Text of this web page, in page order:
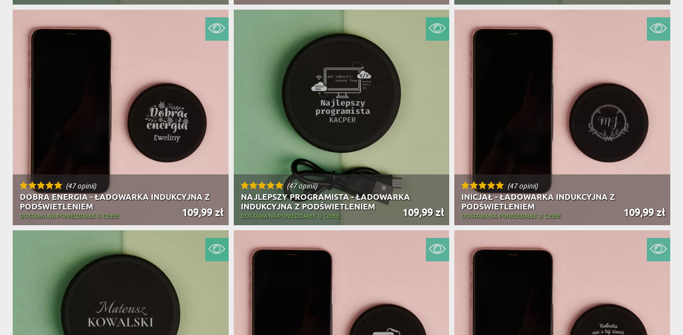
(47 opinii)
DOBRA ENERGIA - ŁADOWARKA INDUKCYJNA Z
PODŚWIETLENIEM
109,99 zł
DOSTAWA NA PONIEDZIAŁEK U CIEBIE
(47 opinii)
NAJLEPSZY PROGRAMISTA - ŁADOWARKA
INDUKCYJNA Z PODŚWIETLENIEM
109,99 zł
DOSTAWA NA PONIEDZIAŁEK U CIEBIE
(47 opinii)
INICJAŁ - ŁADOWARKA INDUKCYJNA Z
PODŚWIETLENIEM
109,99 zł
DOSTAWA NA PONIEDZIAŁEK U CIEBIE